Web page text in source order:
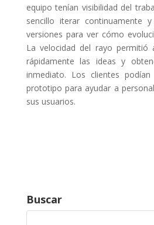
equipo tenían visibilidad del
sencillo iterar continuamente
versiones para ver cómo
La velocidad del rayo permitió
rápidamente las ideas y
inmediato. Los clientes
prototipo para ayudar a
sus usuarios.
Buscar